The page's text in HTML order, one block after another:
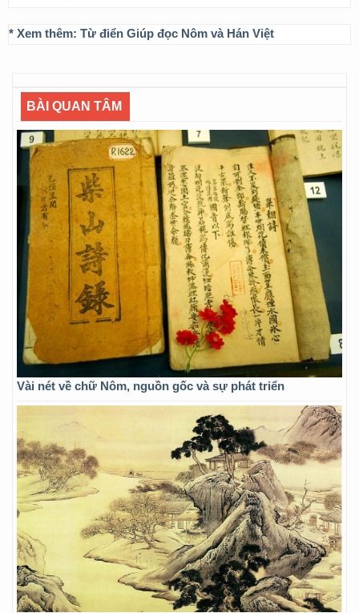
* Xem thêm: Từ điển Giúp đọc Nôm và Hán Việt
BÀI QUAN TÂM
Vài nét về chữ Nôm, nguồn gốc và sự phát triển